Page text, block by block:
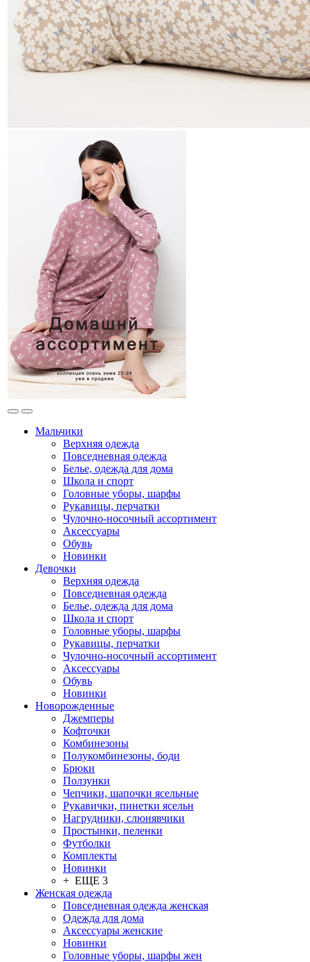
Мальчики
Верхняя одежда
Повседневная одежда
Белье, одежда для дома
Школа и спорт
Головные уборы, шарфы
Рукавицы, перчатки
Чулочно-носочный ассортимент
Аксессуары
Обувь
Новинки
Девочки
Верхняя одежда
Повседневная одежда
Белье, одежда для дома
Школа и спорт
Головные уборы, шарфы
Рукавицы, перчатки
Чулочно-носочный ассортимент
Аксессуары
Обувь
Новинки
Новорожденные
Джемперы
Кофточки
Комбинезоны
Полукомбинезоны, боди
Брюки
Ползунки
Чепчики, шапочки ясельные
Рукавички, пинетки ясельн
Нагрудники, слюнявчики
Простынки, пеленки
Футболки
Комплекты
Новинки
+ ЕЩЕ 3
Женская одежда
Повседневная одежда женская
Одежда для дома
Аксессуары женские
Новинки
Головные уборы, шарфы жен